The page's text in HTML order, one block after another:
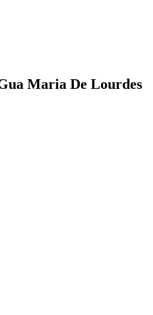
Maria De Lourdes